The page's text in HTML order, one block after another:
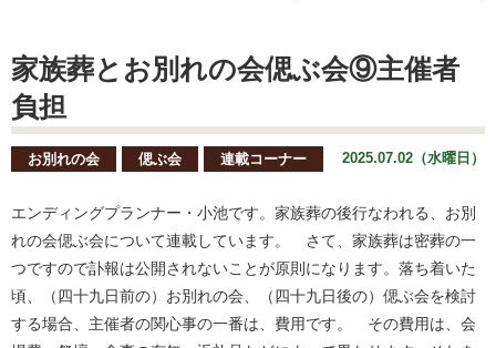
家族葬とお別れの会偲ぶ会⑨主催者
負担
お別れの会 偲ぶ会 連載コーナー 2025.07.02（水曜日）
エンディングプランナー・小池です。家族葬の後行なわれる、お別
れの会偲ぶ会について連載しています。 さて、家族葬は密葬の一
つですので訃報は公開されないことが原則になります。落ち着いた
頃、（四十九日前の）お別れの会、（四十九日後の）偲ぶ会を検討
する場合、主催者の関心事の一番は、費用です。 その費用は、会